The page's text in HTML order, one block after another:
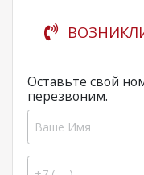
Оставьте свой
перезвоним.